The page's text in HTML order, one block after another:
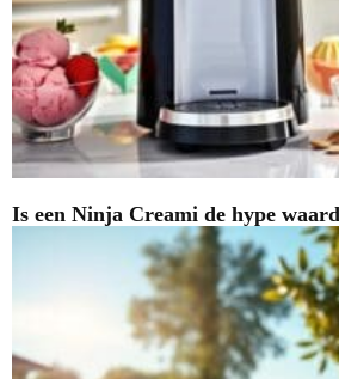
Is een Ninja Creami de hype